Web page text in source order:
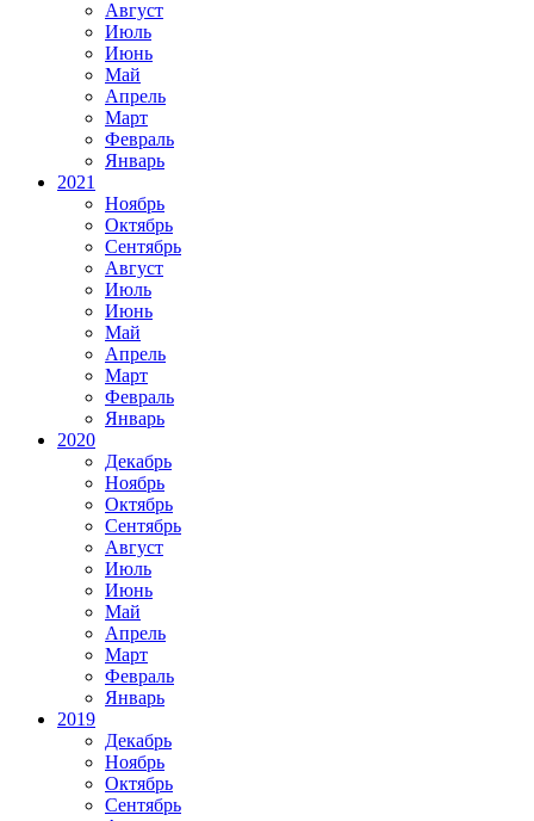
Август
Июль
Июнь
Май
Апрель
Март
Февраль
Январь
2021
Ноябрь
Октябрь
Сентябрь
Август
Июль
Июнь
Май
Апрель
Март
Февраль
Январь
2020
Декабрь
Ноябрь
Октябрь
Сентябрь
Август
Июль
Июнь
Май
Апрель
Март
Февраль
Январь
2019
Декабрь
Ноябрь
Октябрь
Сентябрь